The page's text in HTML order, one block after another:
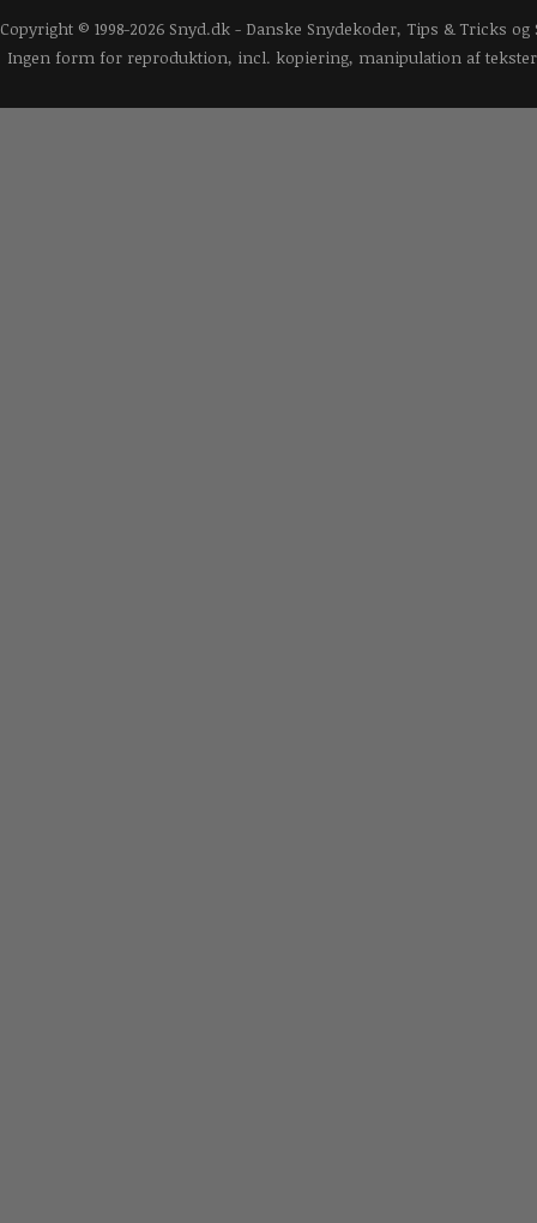
Copyright © 1998-2026 Snyd.dk - Danske Snydekoder, Tips & Tricks
Ingen form for reproduktion, incl. kopiering, manipulation af